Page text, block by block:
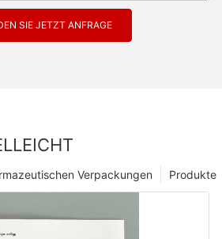
SIE JETZT ANFRAGE
Produkte
Verpackungen